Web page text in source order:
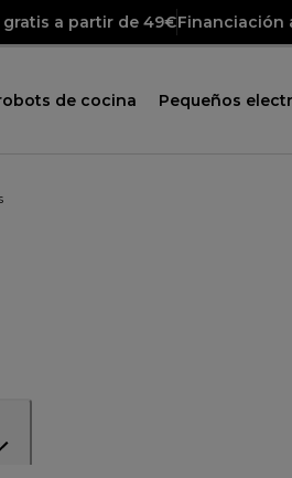
a partir de 49€Financiación
de cocina Pequeños